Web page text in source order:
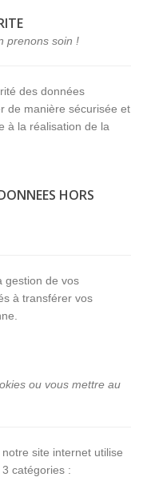
prenons soin !
des données
de manière sécurisée et
à la réalisation de la
HORS
gestion de vos
à transférer vos
ou vous mettre au
site internet utilise
catégories :